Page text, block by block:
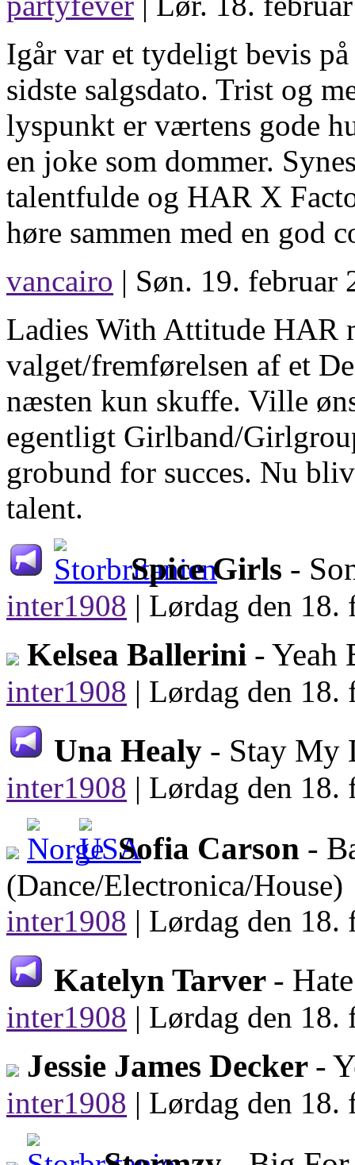
Igår var et tydeligt bevis
sidste salgsdato. Trist og
lyspunkt er værtens gode
en joke som dommer.
talentfulde og HAR X
høre sammen med en god
vancairo | Søn. 19. februar
Ladies With Attitude HAR
valget/fremførelsen af et
næsten kun skuffe. Ville
egentligt Girlband/
grobund for succes. Nu
talent.
Spice Girls -
inter1908 | Lørdag den 18.
Kelsea Ballerini - Yeah
inter1908 | Lørdag den 18.
Una Healy - Stay My
inter1908 | Lørdag den 18.
Sofia Carson -
(Dance/Electronica/House)
inter1908 | Lørdag den 18.
Katelyn Tarver -
inter1908 | Lørdag den 18.
Jessie James Decker -
inter1908 | Lørdag den 18.